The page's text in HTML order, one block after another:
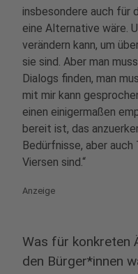
insbesondere auch für
eine Alternative wäre.
verändern kann, um
sie sind. Aber man
Dialogs finden, man
mit mir kann
einen einigermaßen
bereit ist, das
Bedürfnisse, aber auch
Viersen sind.“
Anzeige
Was für konkreten
den Bürger*innen